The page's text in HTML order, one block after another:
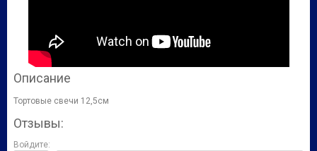
Описание
Тортовые свечи 12,5см
Отзывы:
Войдите: